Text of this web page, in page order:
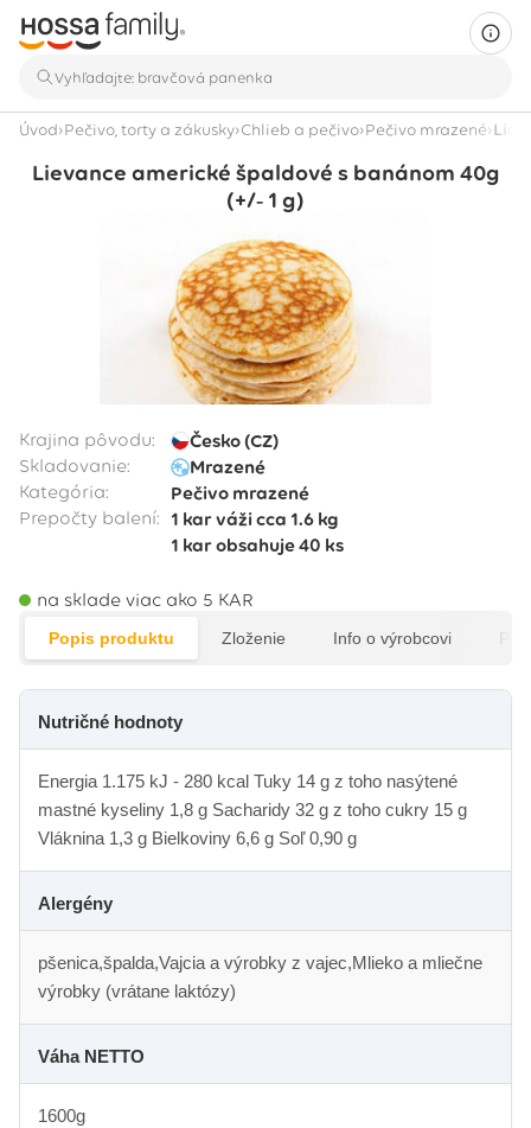
Úvod›Pečivo, torty a zákusky›Chlieb a pečivo›Pečivo mrazené›
Lievance americké špaldové s banánom 40g
(+/‐ 1 g)
Krajina pôvodu:
Česko (CZ)
Skladovanie:
Mrazené
Kategória:
Pečivo mrazené
Prepočty balení: 1 karváži cca 1.6 kg
1 karobsahuje40 ks
na sklade viac ako 5 KAR
Popis produktu Zloženie Info o výrobcovi
Nutričné hodnoty
Energia 1.175 kJ ‐ 280 kcal Tuky 14 g z toho nasýtené
mastné kyseliny 1,8 g Sacharidy 32 g z toho cukry 15 g
Vláknina 1,3 g Bielkoviny 6,6 g Soľ 0,90 g
Alergény
pšenica,špalda,Vajcia a výrobky z vajec,Mlieko a mliečne
výrobky (vrátane laktózy)
Váha NETTO
1600g